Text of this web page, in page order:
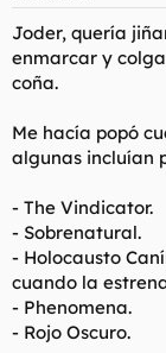
d
e
l
e
a
i
c
Joder, quería
enmarcar y
coña.
Me hacía popó
algunas incluían
- The Vindicator.
- Sobrenatural.
- Holocausto
cuando la
- Phenomena.
- Rojo Oscuro.